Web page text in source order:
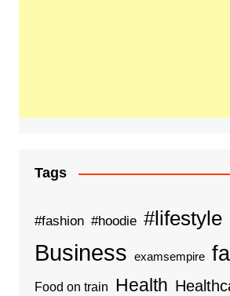
Tags
#fashion #hoodie #lifestyle
Business examsempire
Food on train Health